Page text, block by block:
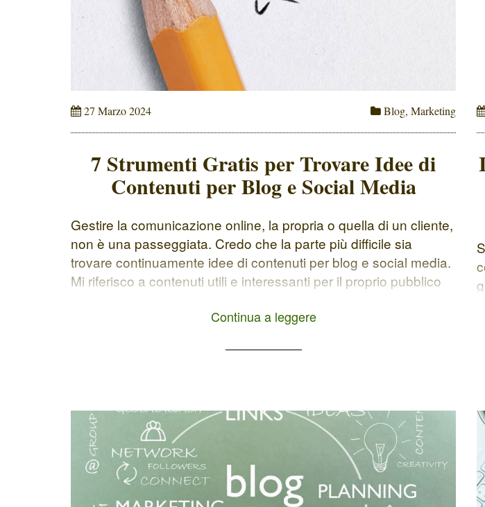
27 Marzo 2024 Blog, Marketing
7 Strumenti Gratis per Trovare Idee di
Contenuti per Blog e Social Media
Gestire la comunicazione online, la propria o quella di un cliente,
non è una passeggiata. Credo che la parte più difficile sia
trovare continuamente idee di contenuti per blog e social media.
Mi riferisco a contenuti utili e interessanti per il proprio pubblico
Continua a leggere